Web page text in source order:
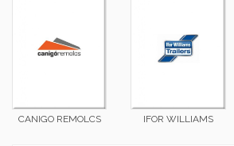
CANIGO REMOLCS IFOR WILLIAMS